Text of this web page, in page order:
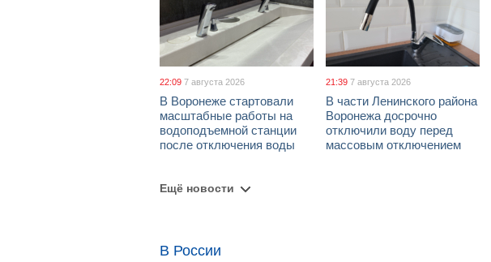
22:09 7 августа 2026
В Воронеже стартовали
масштабные работы на
водоподъемной станции
после отключения воды
21:39 7 августа 2026
В части Ленинского района
Воронежа досрочно
отключили воду перед
массовым отключением
Ещё новости
В России